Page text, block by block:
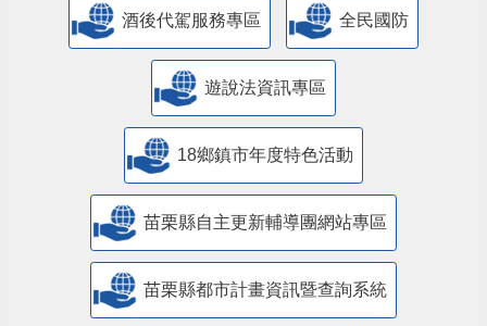
酒後代駕服務專區 全民國防
遊說法資訊專區
18鄉鎮市年度特色活動
苗栗縣自主更新輔導團網站專區
苗栗縣都市計畫資訊暨查詢系統